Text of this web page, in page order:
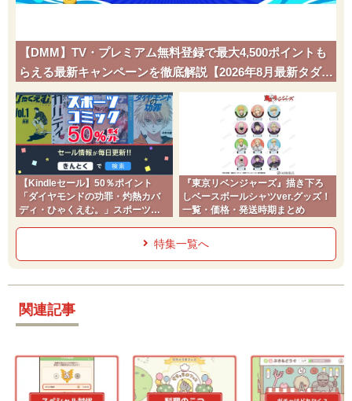
【DMM】TV・プレミアム無料登録で最大4,500ポイントも
らえる最新キャンペーンを徹底解説【2026年8月最新タダポ
チ】
【Kindleセール】50％ポイント
「ダイヤモンドの功罪・灼熱カバ
ディ・ひゃくえむ。」スポーツコ
『東京リベンジャーズ』描き下ろ
しベースボールシャツver.グッズ！
一覧・価格・発送時期まとめ
特集一覧へ
関連記事